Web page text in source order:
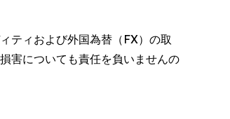
ティおよび外国為替（FX）の取
害についても責任を負いませんの